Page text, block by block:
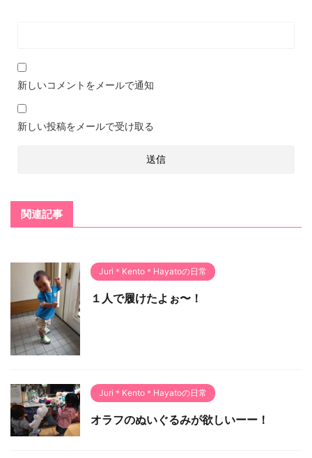
新しいコメントをメールで通知
新しい投稿をメールで受け取る
関連記事
Juri＊Kento＊Hayatoの日常
１人で履けたよぉ〜！
Juri＊Kento＊Hayatoの日常
オラフのぬいぐるみが欲しいーー！